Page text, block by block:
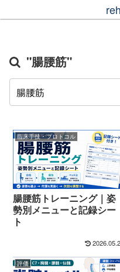
"腸腰筋"
臨床手技・プロトコル
腸腰筋トレーニング｜姿
勢別メニューと記録シー
ト
評価